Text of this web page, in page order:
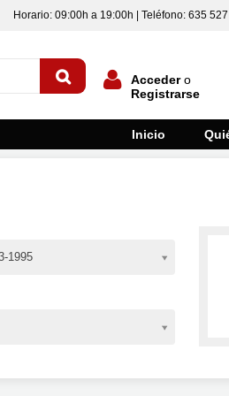
Horario: 09:00h a 19:00h | Teléfono: 635
Accedero
Registrarse
Inicio
1995